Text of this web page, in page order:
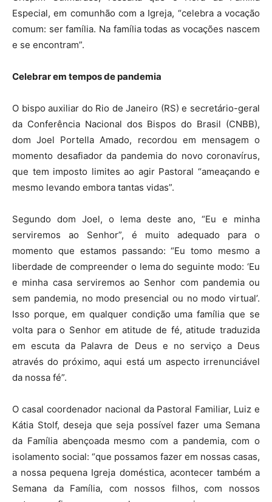
Especial, em comunhão com a Igreja, “celebra a vocação
comum: ser família. Na família todas as vocações nascem
e se encontram”.
Celebrar em tempos de pandemia
O bispo auxiliar do Rio de Janeiro (RS) e secretário-geral
da Conferência Nacional dos Bispos do Brasil (CNBB),
dom Joel Portella Amado, recordou em mensagem o
momento desafiador da pandemia do novo coronavírus,
que tem imposto limites ao agir Pastoral “ameaçando e
mesmo levando embora tantas vidas”.
Segundo dom Joel, o lema deste ano, “Eu e minha
serviremos ao Senhor”, é muito adequado para o
momento que estamos passando: “Eu tomo mesmo a
liberdade de compreender o lema do seguinte modo: ‘Eu
e minha casa serviremos ao Senhor com pandemia ou
sem pandemia, no modo presencial ou no modo virtual’.
Isso porque, em qualquer condição uma família que se
volta para o Senhor em atitude de fé, atitude traduzida
em escuta da Palavra de Deus e no serviço a Deus
através do próximo, aqui está um aspecto irrenunciável
da nossa fé”.
O casal coordenador nacional da Pastoral Familiar, Luiz e
Kátia Stolf, deseja que seja possível fazer uma Semana
da Família abençoada mesmo com a pandemia, com o
isolamento social: “que possamos fazer em nossas casas,
a nossa pequena Igreja doméstica, acontecer também a
Semana da Família, com nossos filhos, com nossos